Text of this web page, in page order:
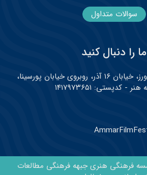
سوالات متداول
ما را دنبال کنید
تهران، بلوار کشاورز، خیابان ۱۶ آذر، روبروی خیابان پورسینا،
فرهنگی هنری جبهه فرهنگی مطالعات